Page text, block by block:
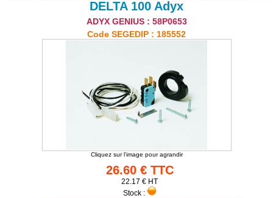
DELTA 100 Adyx
ADYX GENIUS : 58P0653
Code SEGEDIP : 185552
Cliquez sur l'image pour agrandir
26.60 € TTC
22.17 € HT
Stock :